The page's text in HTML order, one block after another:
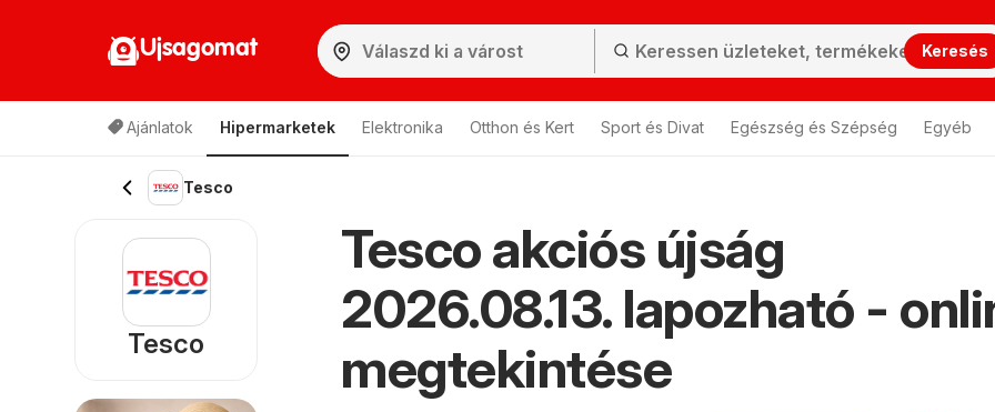
Ujsagomat Keresés
Ajánlatok Hipermarketek Elektronika Otthon és Kert Sport és Divat Egészség és Szépség Egyéb
Tesco
Tesco akciós újság
2026.08.13. lapozható -
megtekintése
Tesco